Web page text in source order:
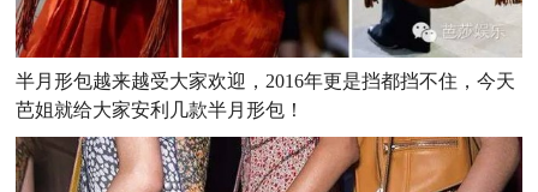
半月形包越来越受大家欢迎，2016年更是挡都挡不住，今天
芭姐就给大家安利几款半月形包！